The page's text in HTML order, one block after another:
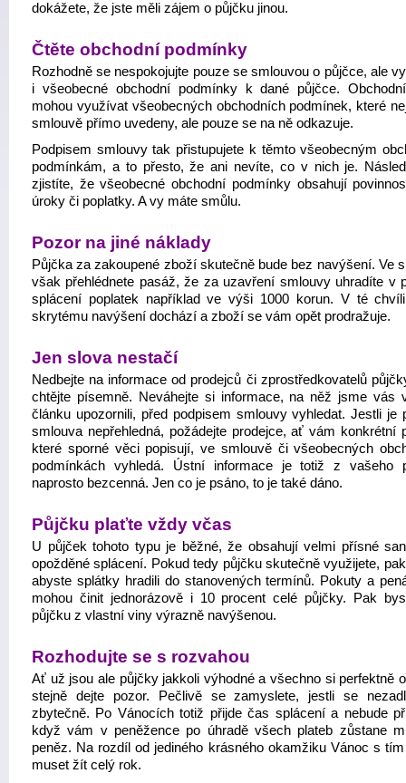
dokážete, že jste měli zájem o půjčku jinou.
Čtěte obchodní podmínky
Rozhodně se nespokojujte pouze se smlouvou o půjčce, ale
i všeobecné obchodní podmínky k dané půjčce.
mohou využívat všeobecných obchodních podmínek, které
smlouvě přímo uvedeny, ale pouze se na ně odkazuje.
Podpisem smlouvy tak přistupujete k těmto všeobecným
podmínkám, a to přesto, že ani nevíte, co v nich je.
zjistíte, že všeobecné obchodní podmínky obsahují
úroky či poplatky. A vy máte smůlu.
Pozor na jiné náklady
Půjčka za zakoupené zboží skutečně bude bez navýšení. Ve
však přehlédnete pasáž, že za uzavření smlouvy uhradíte v
splácení poplatek například ve výši 1000 korun. V té
skrytému navýšení dochází a zboží se vám opět prodražuje.
Jen slova nestačí
Nedbejte na informace od prodejců či zprostředkovatelů
chtějte písemně. Neváhejte si informace, na něž jsme vás
článku upozornili, před podpisem smlouvy vyhledat. Jestli je
smlouva nepřehledná, požádejte prodejce, ať vám konkrétní
které sporné věci popisují, ve smlouvě či všeobecných
podmínkách vyhledá. Ústní informace je totiž z vašeho
naprosto bezcenná. Jen co je psáno, to je také dáno.
Půjčku plaťte vždy včas
U půjček tohoto typu je běžné, že obsahují velmi přísné
opožděné splácení. Pokud tedy půjčku skutečně využijete,
abyste splátky hradili do stanovených termínů. Pokuty a
mohou činit jednorázově i 10 procent celé půjčky. Pak
půjčku z vlastní viny výrazně navýšenou.
Rozhodujte se s rozvahou
Ať už jsou ale půjčky jakkoli výhodné a všechno si perfektně
stejně dejte pozor. Pečlivě se zamyslete, jestli se
zbytečně. Po Vánocích totiž přijde čas splácení a nebude
když vám v peněžence po úhradě všech plateb zůstane
peněz. Na rozdíl od jediného krásného okamžiku Vánoc s
muset žít celý rok.